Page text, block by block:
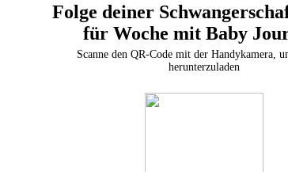
Folge deiner
für Woche mit Baby
Scanne den QR-Code mit der Handykamera,
herunterzuladen